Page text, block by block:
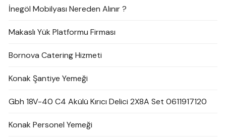
İnegöl Mobilyası Nereden Alınır ?
Makaslı Yük Platformu Firması
Bornova Catering Hizmeti
Konak Şantiye Yemeği
Gbh 18V-40 C4 Akülü Kırıcı Delici 2X8A Set 0611917120
Konak Personel Yemeği